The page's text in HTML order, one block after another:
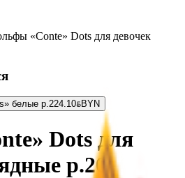
«Conte» Dots для девочек
белые р.224.10BYNBYN
Dots для
р.20